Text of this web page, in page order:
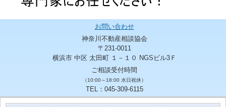
お問い合わせ
神奈川不動産相談協会
〒231-0011
横浜市 中区 太田町 １－１０ NGSビル3Ｆ
ご相談受付時間
（10:00～18:00 水日祝休）
TEL：045-309-6115